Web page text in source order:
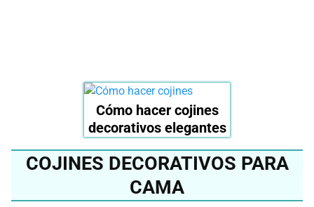
Cómo hacer cojines
decorativos elegantes
COJINES DECORATIVOS PARA
CAMA